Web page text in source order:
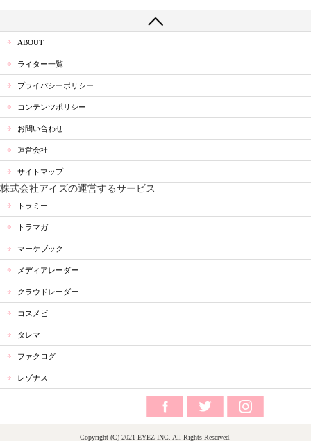
ABOUT
ライター一覧
プライバシーポリシー
コンテンツポリシー
お問い合わせ
運営会社
サイトマップ
株式会社アイズの運営するサービス
トラミー
トラマガ
マーケブック
メディアレーダー
クラウドレーダー
コスメビ
タレマ
ファクログ
レゾナス
Copyright (C) 2021 EYEZ INC. All Rights Reserved.